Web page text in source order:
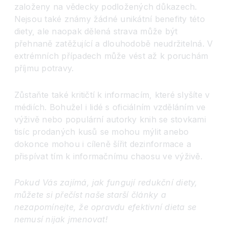
založeny na vědecky podložených důkazech.
Nejsou také známy žádné unikátní benefity této
diety, ale naopak dělená strava může být
přehnaně zatěžující a dlouhodobě neudržitelná. V
extrémních případech může vést až k poruchám
příjmu potravy.
Zůstaňte také kritičtí k informacím, které slyšíte v
médiích. Bohužel i lidé s oficiálním vzděláním ve
výživě nebo populární autorky knih se stovkami
tisíc prodaných kusů se mohou mýlit anebo
dokonce mohou i cíleně šířit dezinformace a
přispívat tím k informačnímu chaosu ve výživě.
Pokud Vás zajímá, jak fungují redukční diety,
můžete si přečíst naše starší články a
nezapomínejte, že opravdu efektivní dieta se
nemusí nijak jmenovat!